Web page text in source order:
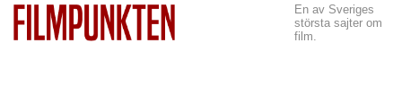
En av Sveriges
största sajter om
film.